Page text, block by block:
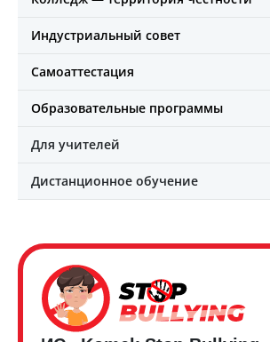
Индустриальный совет
Самоаттестация
Образовательные программы
Для учителей
Дистанционное обучение